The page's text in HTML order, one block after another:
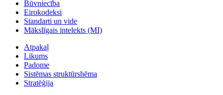
Būvniecība
Eirokodeksi
Standarti un vide
Mākslīgais intelekts (MI)
Atpakaļ
Likums
Padome
Sistēmas struktūrshēma
Stratēģija